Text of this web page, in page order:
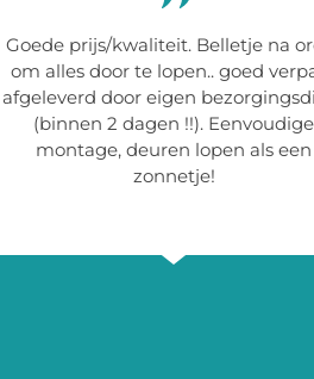
Goede prijs/kwaliteit. Belletje na
om alles door te lopen.. goed
afgeleverd door eigen
(binnen 2 dagen !!). Eenvoudige
montage, deuren lopen als een
zonnetje!